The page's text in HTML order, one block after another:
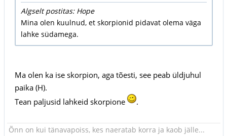
Algselt postitas: Hope
Mina olen kuulnud, et skorpionid pidavat olema väga
lahke südamega.
Ma olen ka ise skorpion, aga tõesti, see peab üldjuhul
paika (H).
Tean paljusid lahkeid skorpione
.
Õnn on kui tänavapoiss, kes naeratab korra ja kaob jälle...